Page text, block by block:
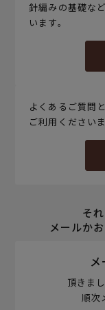
針編みの基礎な
います。
よくあるご質問
ご利用くださいま
そ
メールか
頂きま
順次